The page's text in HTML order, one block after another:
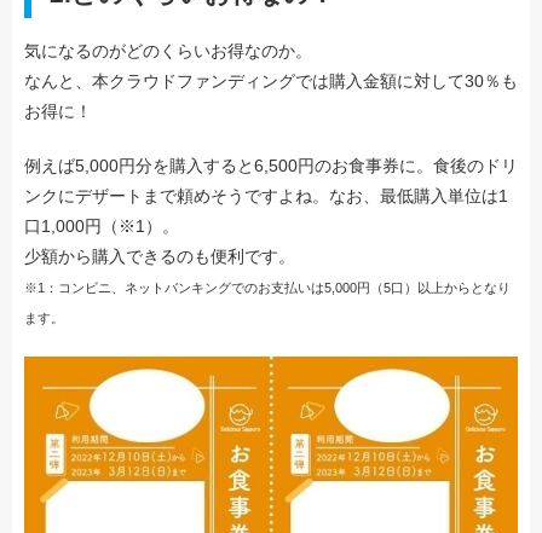
気になるのがどのくらいお得なのか。
なんと、本クラウドファンディングでは購入金額に対して30％も
お得に！
例えば5,000円分を購入すると6,500円のお食事券に。食後のドリ
ンクにデザートまで頼めそうですよね。なお、最低購入単位は1
口1,000円（※1）。
少額から購入できるのも便利です。
※1：コンビニ、ネットバンキングでのお支払いは5,000円（5口）以上からとなり
ます。